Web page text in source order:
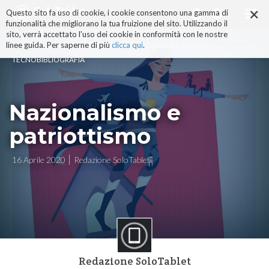
×
Questo sito fa uso di cookie, i cookie consentono una gamma di
funzionalità che migliorano la tua fruizione del sito. Utilizzando il
sito, verrà accettato l'uso dei cookie in conformità con le nostre
linee guida. Per saperne di più clicca qui.
ai
contenuti.
|
alla
navigazione
TECNOBIBLIOGRAFIA
Nazionalismo e
patriottismo
16 Aprile 2020 Redazione SoloTablet
Redazione SoloTablet